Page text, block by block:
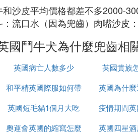
和沙皮平均價格都差不多2000-
：流口水（因為兜齒）肉嘴沙皮
國鬥牛犬為什麼兜齒相
英國病亡人數多少 英國貴族
和平精英國際服如何帶
槍進出生島
英國為什
強社
英國短毛貓1個月大吃
什麼
疫情期間
奧運會英國的縮寫怎麼
英國四星